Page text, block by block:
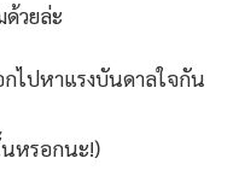
ด้วยล่ะ
ไปหาแรงบันดาลใจกัน
หรอกนะ!)